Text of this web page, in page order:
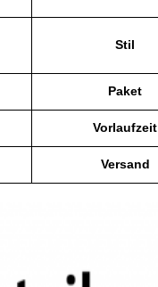
Stil
Paket
Vorlaufzeit
Versand